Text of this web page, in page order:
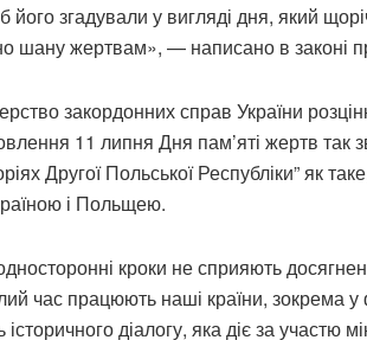
його згадували у вигляді дня, який
шану жертвам», — написано в законі
закордонних справ України
11 липня Дня пам’яті жертв так
Другої Польської Республіки” як
і Польщею.
кроки не сприяють
час працюють наші країни, зокрема у
історичного діалогу, яка діє за участю